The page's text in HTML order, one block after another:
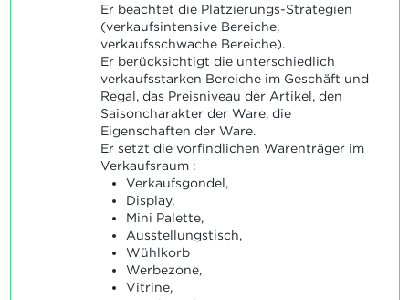
Er beachtet die Platzierungs-Strategien
(verkaufsintensive Bereiche,
verkaufsschwache Bereiche).
Er berücksichtigt die unterschiedlich
verkaufsstarken Bereiche im Geschäft und
Regal, das Preisniveau der Artikel, den
Saisoncharakter der Ware, die
Eigenschaften der Ware.
Er setzt die vorfindlichen Warenträger im
Verkaufsraum :
Verkaufsgondel,
Display,
Mini Palette,
Ausstellungstisch,
Wühlkorb
Werbezone,
Vitrine,